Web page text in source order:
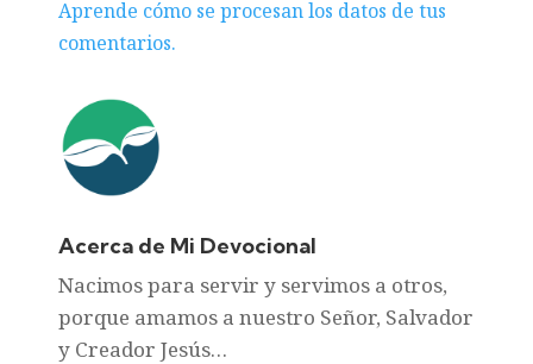
Aprende cómo se procesan los datos de tus
comentarios.
Acerca de Mi Devocional
Nacimos para servir y servimos a otros,
porque amamos a nuestro Señor, Salvador
y Creador Jesús…